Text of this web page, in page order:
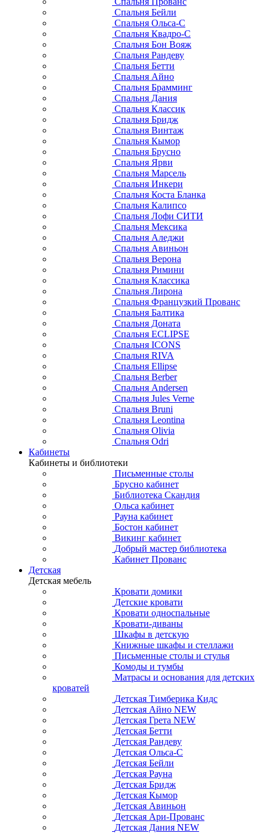
Спальня Бейли
Спальня Ольса-С
Спальня Квадро-С
Спальня Бон Вояж
Спальня Рандеву
Спальня Бетти
Спальня Айно
Спальня Брамминг
Спальня Дания
Спальня Классик
Спальня Бридж
Спальня Винтаж
Спальня Кымор
Спальня Брусно
Спальня Ярви
Спальня Марсель
Спальня Инкери
Спальня Коста Бланка
Спальня Калипсо
Спальня Лофи СИТИ
Спальня Мексика
Спальня Аледжи
Спальня Авиньон
Спальня Верона
Спальня Римини
Спальня Классика
Спальня Лирона
Спальня Французкий Прованс
Спальня Балтика
Спальня Доната
Спальня ECLIPSE
Спальня ICONS
Спальня RIVA
Спальня Ellipse
Спальня Berber
Спальня Andersen
Спальня Jules Verne
Спальня Bruni
Спальня Leontina
Спальня Olivia
Спальня Odri
Кабинеты
Кабинеты и библиотеки
Письменные столы
Брусно кабинет
Библиотека Скандия
Ольса кабинет
Рауна кабинет
Бостон кабинет
Викинг кабинет
Добрый мастер библиотека
Кабинет Прованс
Детская
Детская мебель
Кровати домики
Детские кровати
Кровати односпальные
Кровати-диваны
Шкафы в детскую
Книжные шкафы и стеллажи
Письменные столы и стулья
Комоды и тумбы
Матрасы и основания для детских
кроватей
Детская Тимберика Кидс
Детская Айно NEW
Детская Грета NEW
Детская Бетти
Детская Рандеву
Детская Ольса-С
Детская Бейли
Детская Рауна
Детская Бридж
Детская Кымор
Детская Авиньон
Детская Ари-Прованс
Детская Дания NEW